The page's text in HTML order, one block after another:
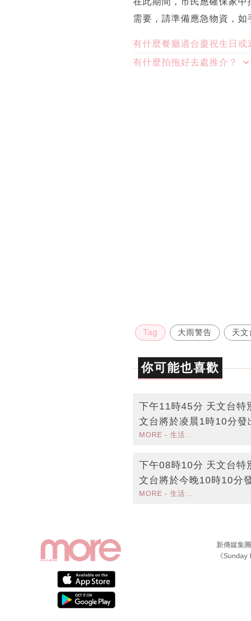
需要，請準備應急物資，如
有什麼餐廳適合慶祝生日或
有什麼拍拖好去處推介？
Tag 大雨警告 天文
你可能也喜歡
下午11時45分 天文台特
文台將於凌晨1時10分發
風信號
下午08時10分 天文台特
文台將於今晚10時10分
警告信號
MORE - 生活品味
新傳媒集
《Sunday